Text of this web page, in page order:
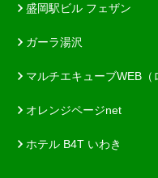
盛岡駅ビル フェザン
ガーラ湯沢
マルチエキューブWEB（
オレンジページnet
ホテル B4T いわき